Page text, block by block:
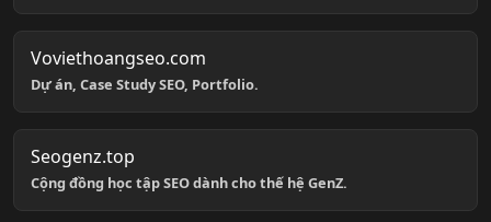
Voviethoangseo.com
Dự án, Case Study SEO, Portfolio.
Seogenz.top
Cộng đồng học tập SEO dành cho thế hệ GenZ.